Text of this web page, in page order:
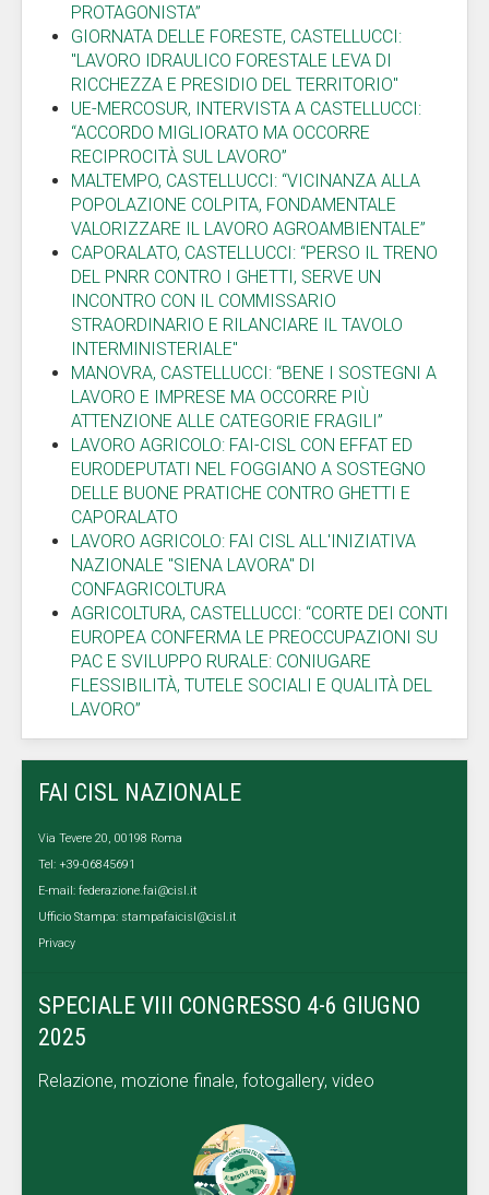
PROTAGONISTA”
GIORNATA DELLE FORESTE, CASTELLUCCI:
"LAVORO IDRAULICO FORESTALE LEVA DI
RICCHEZZA E PRESIDIO DEL TERRITORIO"
UE-MERCOSUR, INTERVISTA A CASTELLUCCI:
“ACCORDO MIGLIORATO MA OCCORRE
RECIPROCITÀ SUL LAVORO”
MALTEMPO, CASTELLUCCI: “VICINANZA ALLA
POPOLAZIONE COLPITA, FONDAMENTALE
VALORIZZARE IL LAVORO AGROAMBIENTALE”
CAPORALATO, CASTELLUCCI: “PERSO IL TRENO
DEL PNRR CONTRO I GHETTI, SERVE UN
INCONTRO CON IL COMMISSARIO
STRAORDINARIO E RILANCIARE IL TAVOLO
INTERMINISTERIALE"
MANOVRA, CASTELLUCCI: “BENE I SOSTEGNI A
LAVORO E IMPRESE MA OCCORRE PIÙ
ATTENZIONE ALLE CATEGORIE FRAGILI”
LAVORO AGRICOLO: FAI-CISL CON EFFAT ED
EURODEPUTATI NEL FOGGIANO A SOSTEGNO
DELLE BUONE PRATICHE CONTRO GHETTI E
CAPORALATO
LAVORO AGRICOLO: FAI CISL ALL'INIZIATIVA
NAZIONALE "SIENA LAVORA" DI
CONFAGRICOLTURA
AGRICOLTURA, CASTELLUCCI: “CORTE DEI CONTI
EUROPEA CONFERMA LE PREOCCUPAZIONI SU
PAC E SVILUPPO RURALE: CONIUGARE
FLESSIBILITÀ, TUTELE SOCIALI E QUALITÀ DEL
LAVORO”
FAI CISL NAZIONALE
Via Tevere 20, 00198 Roma
Tel: +39-06845691
E-mail: federazione.fai@cisl.it
Ufficio Stampa: stampafaicisl@cisl.it
Privacy
SPECIALE VIII CONGRESSO 4-6 GIUGNO
2025
Relazione, mozione finale, fotogallery, video